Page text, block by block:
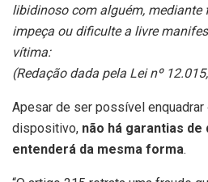
libidinoso com alguém, mediante
impeça ou dificulte a livre
vítima:
(Redação dada pela Lei nº
Apesar de ser possível enquadrar
dispositivo, não há garantias de
entenderá da mesma forma.